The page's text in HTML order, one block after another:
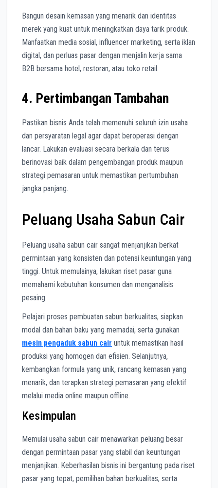
Bangun desain kemasan yang menarik dan identitas
merek yang kuat untuk meningkatkan daya tarik produk.
Manfaatkan media sosial, influencer marketing, serta iklan
digital, dan perluas pasar dengan menjalin kerja sama
B2B bersama hotel, restoran, atau toko retail.
4. Pertimbangan Tambahan
Pastikan bisnis Anda telah memenuhi seluruh izin usaha
dan persyaratan legal agar dapat beroperasi dengan
lancar. Lakukan evaluasi secara berkala dan terus
berinovasi baik dalam pengembangan produk maupun
strategi pemasaran untuk memastikan pertumbuhan
jangka panjang.
Peluang Usaha Sabun Cair
Peluang usaha sabun cair sangat menjanjikan berkat
permintaan yang konsisten dan potensi keuntungan yang
tinggi. Untuk memulainya, lakukan riset pasar guna
memahami kebutuhan konsumen dan menganalisis
pesaing.
Pelajari proses pembuatan sabun berkualitas, siapkan
modal dan bahan baku yang memadai, serta gunakan
mesin pengaduk sabun cair untuk memastikan hasil
produksi yang homogen dan efisien. Selanjutnya,
kembangkan formula yang unik, rancang kemasan yang
menarik, dan terapkan strategi pemasaran yang efektif
melalui media online maupun offline.
Kesimpulan
Memulai usaha sabun cair menawarkan peluang besar
dengan permintaan pasar yang stabil dan keuntungan
menjanjikan. Keberhasilan bisnis ini bergantung pada riset
pasar yang tepat, pemilihan bahan berkualitas, serta